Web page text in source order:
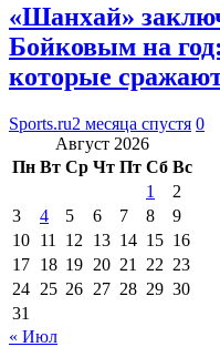
«Шанхай»
Бойковым на
которые
Sports.ru2 месяца спустя 0
Август 2026
Пн Вт Ср Чт Пт Сб Вс
1
2
3
4 5 6 7 8
9
10 11 12 13 14 15 16
17 18 19 20 21 22 23
24 25 26 27 28 29 30
31
« Июл